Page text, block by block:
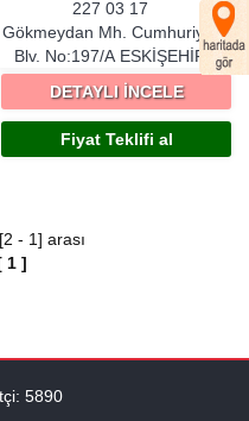
227 03 17
Gökmeydan Mh. Cumhuriyet
Blv. No:197/A ESKIŞEHIR
DETAYLI İNCELE
Fiyat Teklifi al
- 1] arası
1]
5890